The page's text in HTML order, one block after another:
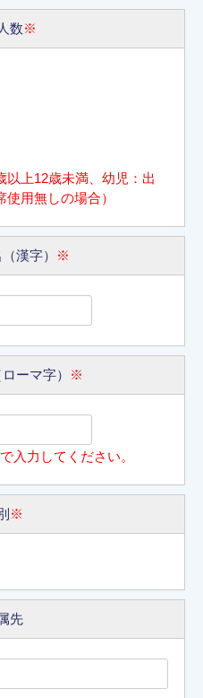
数※
上12歳未満、幼児：出
用無しの場合）
漢字） ※
ーマ字） ※
入力してください。
※
先